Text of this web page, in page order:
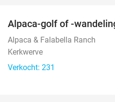
Alpaca-golf of -
Alpaca & Falabella Ranch
Kerkwerve
Verkocht: 231